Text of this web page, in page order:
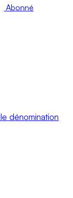
Abonné
dénomination